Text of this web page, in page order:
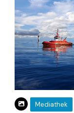
Mediathek